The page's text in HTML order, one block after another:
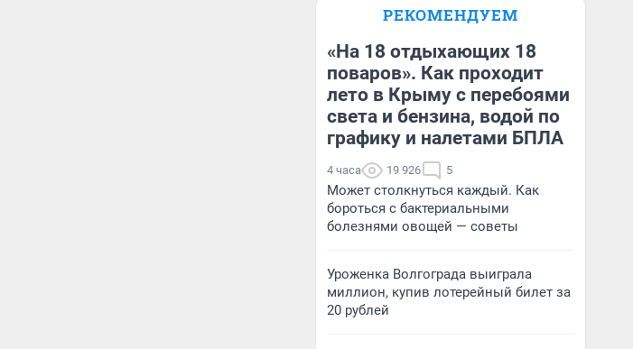
Ксения Владимирская
РЕКОМЕНДУЕМ
«На 18 отдыхающих 18
поваров». Как проходит
лето в Крыму с перебоями
света и бензина, водой по
графику и налетами БПЛА
4 часа 19 926 5
Может столкнуться каждый. Как
бороться с бактериальными
болезнями овощей — советы
Уроженка Волгограда выиграла
миллион, купив лотерейный билет за
20 рублей